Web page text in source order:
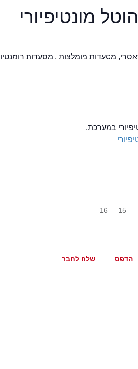
מונטיפיורי
מסעדות מומלצות , מסעדות
במערכת.
15
16
הדפס שלח לחבר